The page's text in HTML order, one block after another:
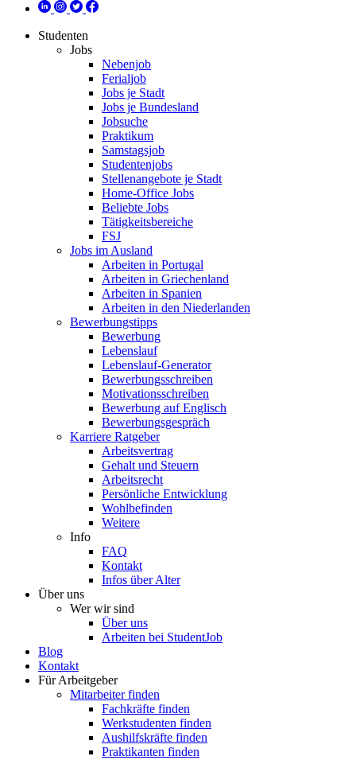
Studenten
Jobs
Nebenjob
Ferialjob
Jobs je Stadt
Jobs je Bundesland
Jobsuche
Praktikum
Samstagsjob
Studentenjobs
Stellenangebote je Stadt
Home-Office Jobs
Beliebte Jobs
Tätigkeitsbereiche
FSJ
Jobs im Ausland
Arbeiten in Portugal
Arbeiten in Griechenland
Arbeiten in Spanien
Arbeiten in den Niederlanden
Bewerbungstipps
Bewerbung
Lebenslauf
Lebenslauf-Generator
Bewerbungsschreiben
Motivationsschreiben
Bewerbung auf Englisch
Bewerbungsgespräch
Karriere Ratgeber
Arbeitsvertrag
Gehalt und Steuern
Arbeitsrecht
Persönliche Entwicklung
Wohlbefinden
Weitere
Info
FAQ
Kontakt
Infos über Alter
Über uns
Wer wir sind
Über uns
Arbeiten bei StudentJob
Blog
Kontakt
Für Arbeitgeber
Mitarbeiter finden
Fachkräfte finden
Werkstudenten finden
Aushilfskräfte finden
Praktikanten finden